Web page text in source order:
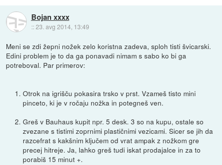
Bojan xxxx
::23. avg 2014, 13:49
Meni se zdi žepni nožek zelo koristna zadeva, sploh tisti švicarski.
Edini problem je to da ga ponavadi nimam s sabo ko bi ga
potreboval. Par primerov:
Otrok na igrišču pokasira trsko v prst. Vzameš tisto mini
pinceto, ki je v ročaju nožka in potegneš ven.
Greš v Bauhaus kupit npr. 5 desk. 3 so na kupu, ostale so
zvezane s tistimi zoprnimi plastičnimi vezicami. Sicer se jih da
razcefrat s kakšnim ključem od vrat ampak z nožkom gre
precej hitreje. Ja, lahko greš tudi iskat prodajalce in za to
porabiš 15 minut +.